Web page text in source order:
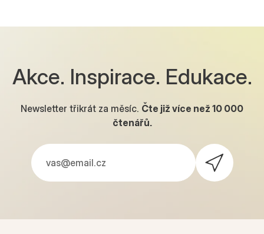
Akce. Inspirace. Edukace.
Newsletter třikrát za měsíc. Čte již více než 10 000
čtenářů.